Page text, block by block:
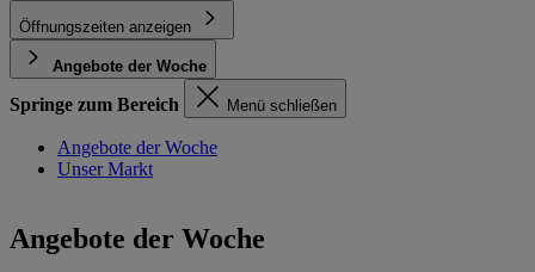
Öffnungszeiten anzeigen
Angebote der Woche
Springe zum Bereich Menü schließen
Angebote der Woche
Unser Markt
Angebote der Woche